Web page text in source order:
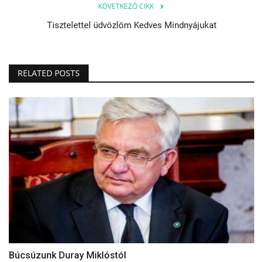
KÖVETKEZŐ CIKK
Tisztelettel üdvözlöm Kedves Mindnyájukat
RELATED POSTS
Búcsúzunk Duray Miklóstól